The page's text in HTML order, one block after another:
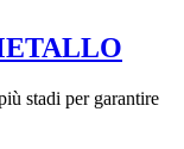
stadi per garantire